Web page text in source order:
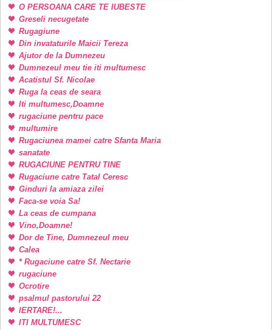
O PERSOANA CARE TE IUBESTE
Greseli necugetate
Rugagiune
Din invataturile Maicii Tereza
Ajutor de la Dumnezeu
Dumnezeul meu tie iti multumesc
Acatistul Sf. Nicolae
Ruga la ceas de seara
Iti multumesc,Doamne
rugaciune pentru pace
multumire
Rugaciunea mamei catre Sfanta Maria
sanatate
RUGACIUNE PENTRU TINE
Rugaciune catre Tatal Ceresc
Ginduri la amiaza zilei
Faca-se voia Sa!
La ceas de cumpana
Vino,Doamne!
Dor de Tine, Dumnezeul meu
Calea
* Rugaciune catre Sf. Nectarie
rugaciune
Ocrotire
psalmul pastorului 22
IERTARE!...
ITI MULTUMESC